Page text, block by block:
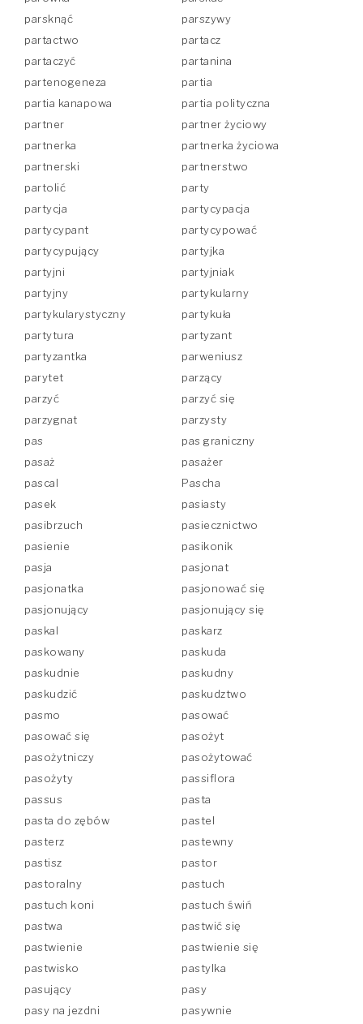
parsknąć
parszywy
partactwo
partacz
partaczyć
partanina
partenogeneza
partia
partia kanapowa
partia polityczna
partner
partner życiowy
partnerka
partnerka życiowa
partnerski
partnerstwo
partolić
party
partycja
partycypacja
partycypant
partycypować
partycypujący
partyjka
partyjni
partyjniak
partyjny
partykularny
partykularystyczny
partykuła
partytura
partyzant
partyzantka
parweniusz
parytet
parzący
parzyć
parzyć się
parzygnat
parzysty
pas
pas graniczny
pasaż
pasażer
pascal
Pascha
pasek
pasiasty
pasibrzuch
pasiecznictwo
pasienie
pasikonik
pasja
pasjonat
pasjonatka
pasjonować się
pasjonujący
pasjonujący się
paskal
paskarz
paskowany
paskuda
paskudnie
paskudny
paskudzić
paskudztwo
pasmo
pasować
pasować się
pasożyt
pasożytniczy
pasożytować
pasożyty
passiflora
passus
pasta
pasta do zębów
pastel
pasterz
pastewny
pastisz
pastor
pastoralny
pastuch
pastuch koni
pastuch świń
pastwa
pastwić się
pastwienie
pastwienie się
pastwisko
pastylka
pasujący
pasy
pasy na jezdni
pasywnie